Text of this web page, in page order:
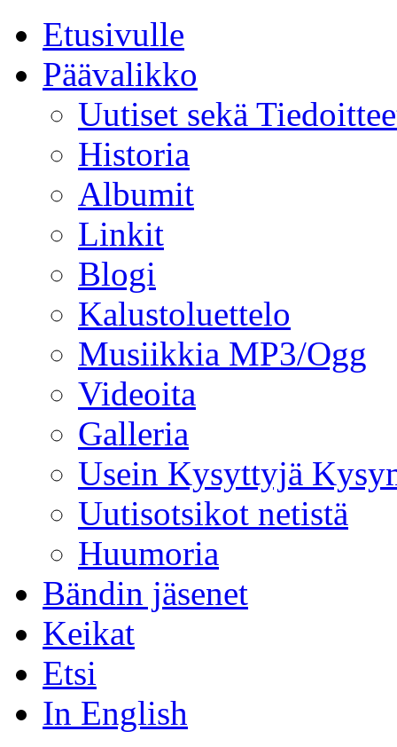
Etusivulle
Päävalikko
Uutiset sekä
Historia
Albumit
Linkit
Blogi
Kalustoluettelo
Musiikkia MP3/Ogg
Videoita
Galleria
Usein Kysyttyjä
Uutisotsikot netistä
Huumoria
Bändin jäsenet
Keikat
Etsi
In English